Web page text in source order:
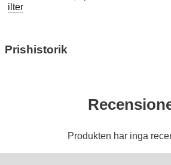
ilter
Prishistorik
Produkten har inga